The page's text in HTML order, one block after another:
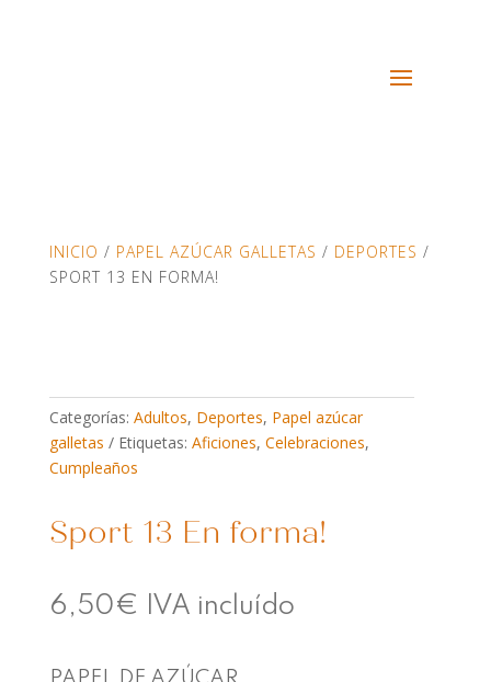
INICIO / PAPEL AZÚCAR GALLETAS / DEPORTES /
SPORT 13 EN FORMA!
Categorías: Adultos, Deportes, Papel azúcar
galletas
Etiquetas: Aficiones, Celebraciones,
Cumpleaños
Sport 13 En forma!
6,50€ IVA incluído